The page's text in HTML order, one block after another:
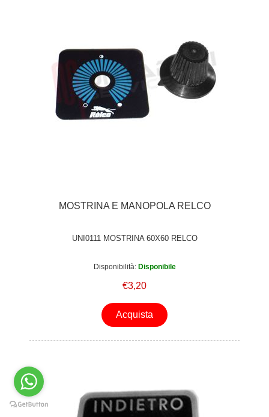
MOSTRINA E MANOPOLA RELCO
UNI0111 MOSTRINA 60X60 RELCO
Disponibilità: Disponibile
€3,20
Acquista